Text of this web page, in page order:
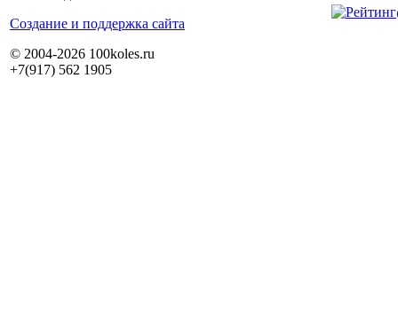
Cоздание и поддержка сайта
© 2004-2026 100koles.ru
+7(917) 562 1905